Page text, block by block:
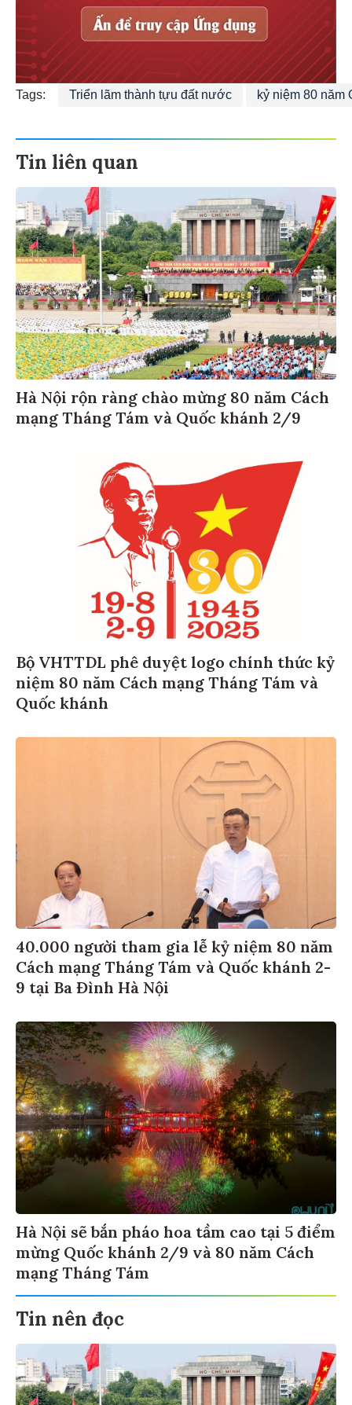
Tags: Triển lãm thành tựu đất nước kỷ niệm 80 năm
Tin liên quan
Hà Nội rộn ràng chào mừng 80 năm Cách
mạng Tháng Tám và Quốc khánh 2/9
Bộ VHTTDL phê duyệt logo chính thức kỷ
niệm 80 năm Cách mạng Tháng Tám và
Quốc khánh
40.000 người tham gia lễ kỷ niệm 80 năm
Cách mạng Tháng Tám và Quốc khánh 2-
9 tại Ba Đình Hà Nội
Hà Nội sẽ bắn pháo hoa tầm cao tại 5 điểm
mừng Quốc khánh 2/9 và 80 năm Cách
mạng Tháng Tám
Tin nên đọc